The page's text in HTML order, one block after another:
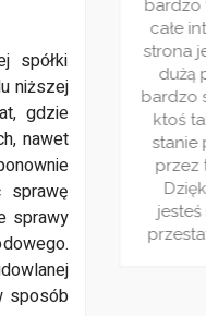
spółki
niższej
gdzie
nawet
sprawę
sprawy
sposób
nowy
się
cieszy
tego
kciuki
bardzo
całe
strona
dużą
bardzo
ktoś
stanie
przez